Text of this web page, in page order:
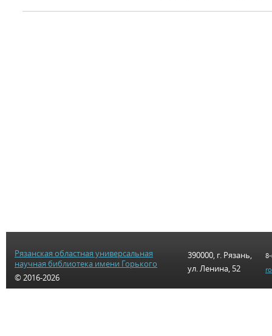
Рязанская областная универсальная
научная библиотека имени Горького
© 2016-2026
390000, г. Рязань,
ул. Ленина, 52